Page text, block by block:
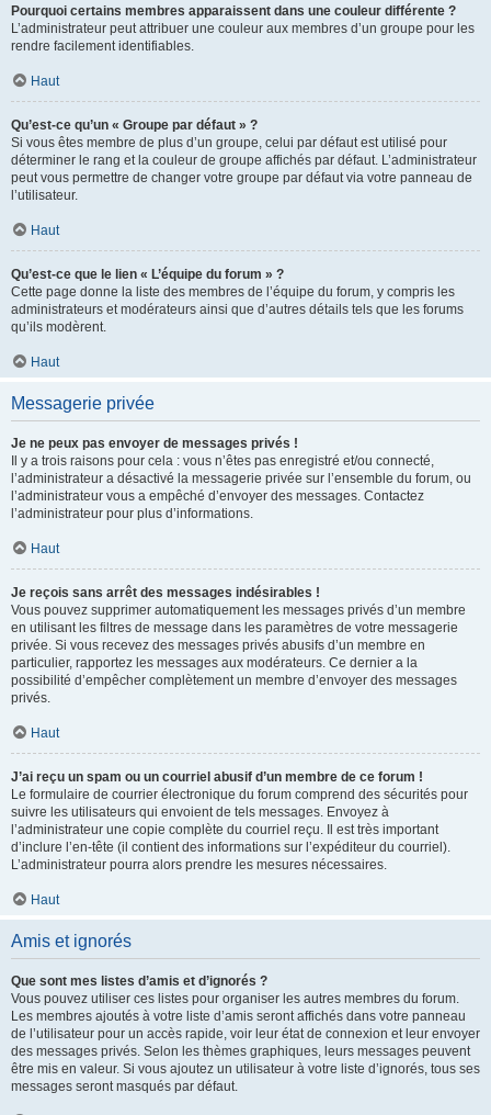
Pourquoi certains membres apparaissent dans une couleur différente ?
L’administrateur peut attribuer une couleur aux membres d’un groupe pour les
rendre facilement identifiables.
Haut
Qu’est-ce qu’un « Groupe par défaut » ?
Si vous êtes membre de plus d’un groupe, celui par défaut est utilisé pour
déterminer le rang et la couleur de groupe affichés par défaut. L’administrateur
peut vous permettre de changer votre groupe par défaut via votre panneau de
l’utilisateur.
Haut
Qu’est-ce que le lien « L’équipe du forum » ?
Cette page donne la liste des membres de l’équipe du forum, y compris les
administrateurs et modérateurs ainsi que d’autres détails tels que les forums
qu’ils modèrent.
Haut
Messagerie privée
Je ne peux pas envoyer de messages privés !
Il y a trois raisons pour cela : vous n’êtes pas enregistré et/ou connecté,
l’administrateur a désactivé la messagerie privée sur l’ensemble du forum, ou
l’administrateur vous a empêché d’envoyer des messages. Contactez
l’administrateur pour plus d’informations.
Haut
Je reçois sans arrêt des messages indésirables !
Vous pouvez supprimer automatiquement les messages privés d’un membre
en utilisant les filtres de message dans les paramètres de votre messagerie
privée. Si vous recevez des messages privés abusifs d’un membre en
particulier, rapportez les messages aux modérateurs. Ce dernier a la
possibilité d’empêcher complètement un membre d’envoyer des messages
privés.
Haut
J’ai reçu un spam ou un courriel abusif d’un membre de ce forum !
Le formulaire de courrier électronique du forum comprend des sécurités pour
suivre les utilisateurs qui envoient de tels messages. Envoyez à
l’administrateur une copie complète du courriel reçu. Il est très important
d’inclure l’en-tête (il contient des informations sur l’expéditeur du courriel).
L’administrateur pourra alors prendre les mesures nécessaires.
Haut
Amis et ignorés
Que sont mes listes d’amis et d’ignorés ?
Vous pouvez utiliser ces listes pour organiser les autres membres du forum.
Les membres ajoutés à votre liste d’amis seront affichés dans votre panneau
de l’utilisateur pour un accès rapide, voir leur état de connexion et leur envoyer
des messages privés. Selon les thèmes graphiques, leurs messages peuvent
être mis en valeur. Si vous ajoutez un utilisateur à votre liste d’ignorés, tous ses
messages seront masqués par défaut.